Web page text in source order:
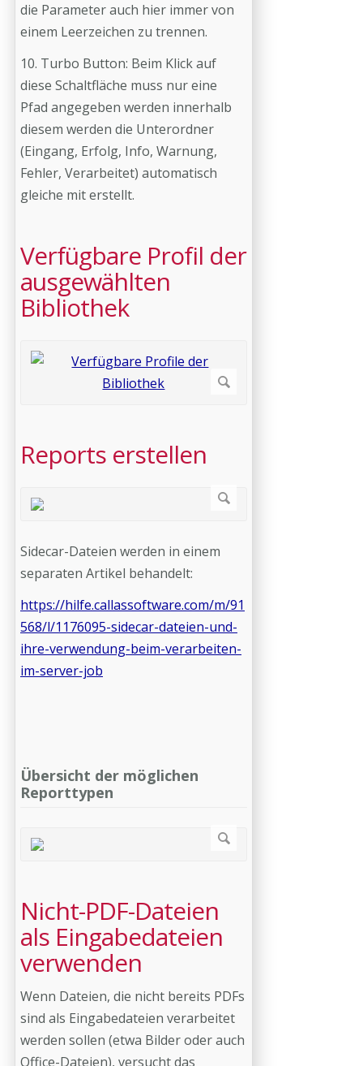
die Parameter auch hier immer von
einem Leerzeichen zu trennen.
10. Turbo Button: Beim Klick auf
diese Schaltfläche muss nur eine
Pfad angegeben werden innerhalb
diesem werden die Unterordner
(Eingang, Erfolg, Info, Warnung,
Fehler, Verarbeitet) automatisch
gleiche mit erstellt.
Verfügbare Profil der
ausgewählten
Bibliothek
Reports erstellen
Sidecar-Dateien werden in einem
separaten Artikel behandelt:
https://hilfe.callassoftware.com/m/91
568/l/1176095-sidecar-dateien-und-
ihre-verwendung-beim-verarbeiten-
im-server-job
Übersicht der möglichen
Reporttypen
Nicht-PDF-Dateien
als Eingabedateien
verwenden
Wenn Dateien, die nicht bereits PDFs
sind als Eingabedateien verarbeitet
werden sollen (etwa Bilder oder auch
Office-Dateien), versucht das